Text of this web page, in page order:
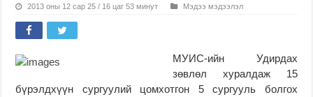
2013 оны 12 сар 25 / 16 цаг 53 минут Мэдээ мэдээлэл
МУИС-ийн Удирдах
зөвлөл хуралдаж 15
бүрэлдхүүн сургуулий цомхотгон 5 сургууль болгох